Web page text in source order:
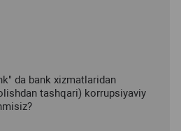
da bank xizmatlaridan
tashqari) korrupsiyaviy